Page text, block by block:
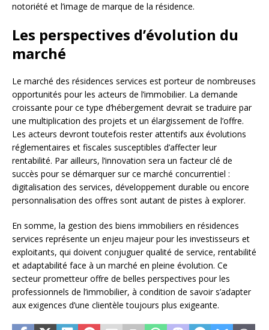
notoriété et l’image de marque de la résidence.
Les perspectives d’évolution du
marché
Le marché des résidences services est porteur de nombreuses
opportunités pour les acteurs de l’immobilier. La demande
croissante pour ce type d’hébergement devrait se traduire par
une multiplication des projets et un élargissement de l’offre.
Les acteurs devront toutefois rester attentifs aux évolutions
réglementaires et fiscales susceptibles d’affecter leur
rentabilité. Par ailleurs, l’innovation sera un facteur clé de
succès pour se démarquer sur ce marché concurrentiel :
digitalisation des services, développement durable ou encore
personnalisation des offres sont autant de pistes à explorer.
En somme, la gestion des biens immobiliers en résidences
services représente un enjeu majeur pour les investisseurs et
exploitants, qui doivent conjuguer qualité de service, rentabilité
et adaptabilité face à un marché en pleine évolution. Ce
secteur prometteur offre de belles perspectives pour les
professionnels de l’immobilier, à condition de savoir s’adapter
aux exigences d’une clientèle toujours plus exigeante.